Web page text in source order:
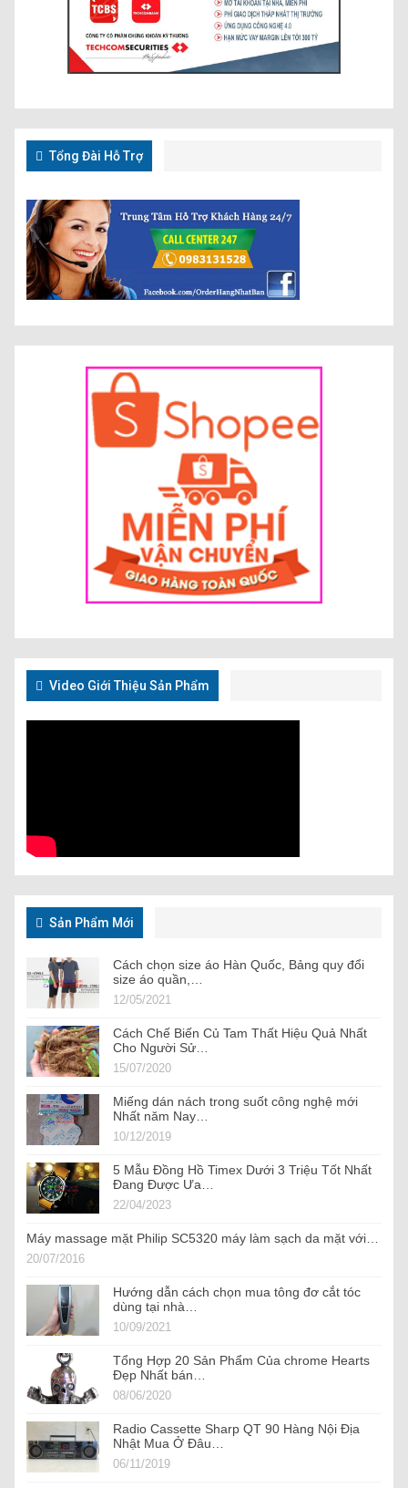
Tổng Đài Hỗ Trợ
Video Giới Thiệu Sản Phẩm
Sản Phẩm Mới
Cách chọn size áo Hàn Quốc, Bảng quy đổi
size áo quần,…
12/05/2021
Cách Chế Biến Củ Tam Thất Hiệu Quả Nhất
Cho Người Sử…
15/07/2020
Miếng dán nách trong suốt công nghệ mới
Nhất năm Nay…
10/12/2019
5 Mẫu Đồng Hồ Timex Dưới 3 Triệu Tốt Nhất
Đang Được Ưa…
22/04/2023
Máy massage mặt Philip SC5320 máy làm sạch da mặt với…
20/07/2016
Hướng dẫn cách chọn mua tông đơ cắt tóc
dùng tại nhà…
10/09/2021
Tổng Hợp 20 Sản Phẩm Của chrome Hearts
Đẹp Nhất bán…
08/06/2020
Radio Cassette Sharp QT 90 Hàng Nội Địa
Nhật Mua Ở Đâu…
06/11/2019